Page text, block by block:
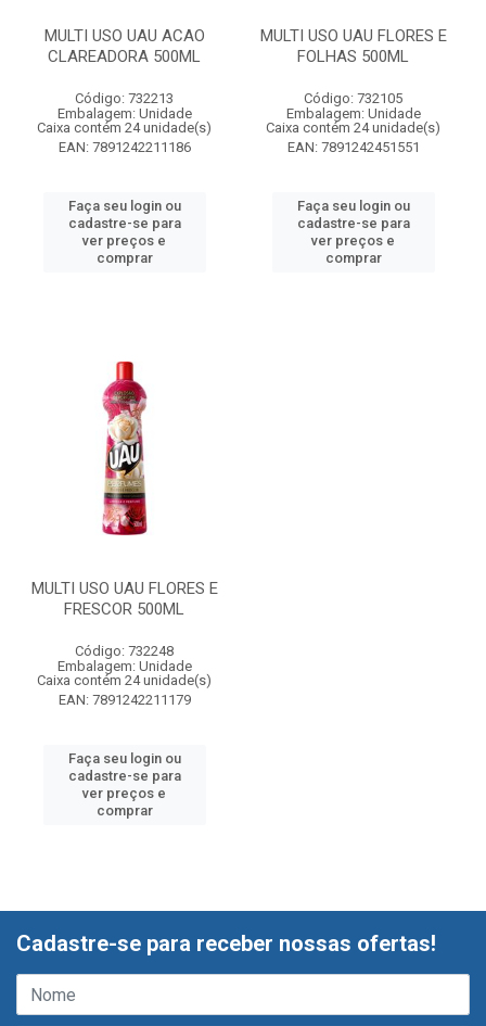
MULTI USO UAU ACAO
CLAREADORA 500ML
Código: 732213
Embalagem: Unidade
Caixa contém 24 unidade(s)
EAN: 7891242211186
Faça seu login ou
cadastre-se para
ver preços e
comprar
MULTI USO UAU FLORES E
FOLHAS 500ML
Código: 732105
Embalagem: Unidade
Caixa contém 24 unidade(s)
EAN: 7891242451551
Faça seu login ou
cadastre-se para
ver preços e
comprar
MULTI USO UAU FLORES E
FRESCOR 500ML
Código: 732248
Embalagem: Unidade
Caixa contém 24 unidade(s)
EAN: 7891242211179
Faça seu login ou
cadastre-se para
ver preços e
comprar
Cadastre-se para receber nossas ofertas!